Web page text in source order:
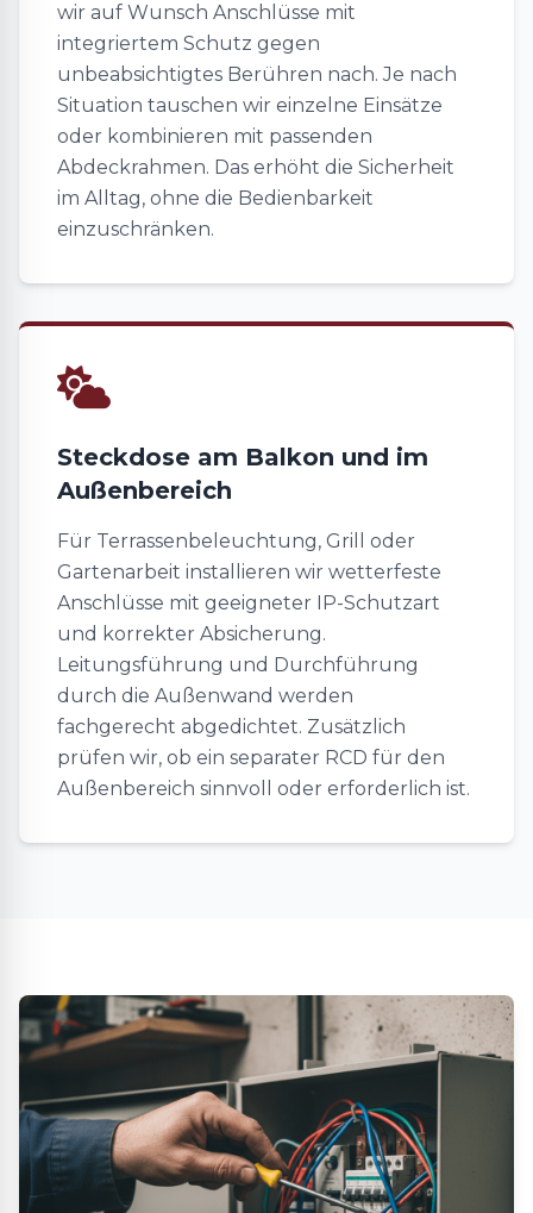
wir auf Wunsch Anschlüsse mit
integriertem Schutz gegen
unbeabsichtigtes Berühren nach. Je nach
Situation tauschen wir einzelne Einsätze
oder kombinieren mit passenden
Abdeckrahmen. Das erhöht die Sicherheit
im Alltag, ohne die Bedienbarkeit
einzuschränken.
Steckdose am Balkon und im
Außenbereich
Für Terrassenbeleuchtung, Grill oder
Gartenarbeit installieren wir wetterfeste
Anschlüsse mit geeigneter IP-Schutzart
und korrekter Absicherung.
Leitungsführung und Durchführung
durch die Außenwand werden
fachgerecht abgedichtet. Zusätzlich
prüfen wir, ob ein separater RCD für den
Außenbereich sinnvoll oder erforderlich ist.